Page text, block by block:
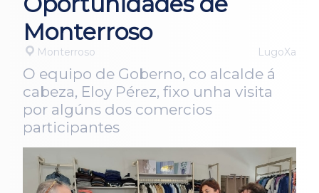
Monterroso
Monterroso LugoXa
O equipo de Goberno, co alcalde á
cabeza, Eloy Pérez, fixo unha visita
por algúns dos comercios
participantes